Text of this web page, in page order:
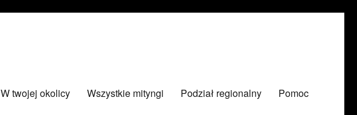
W twojej okolicy Wszystkie mityngi Podział regionalny Pomoc